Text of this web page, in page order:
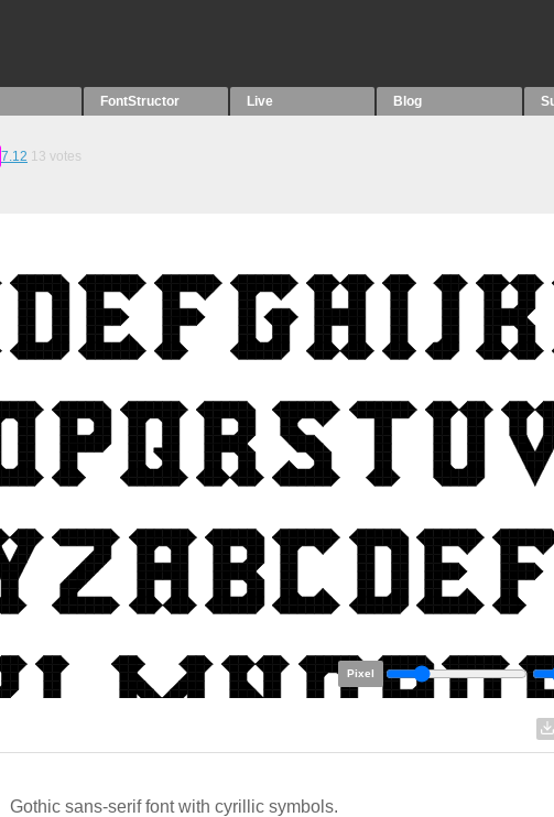
FontStructor Live Blog
7.12 13 votes
Pixel
Gothic sans-serif font with cyrillic symbols.